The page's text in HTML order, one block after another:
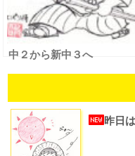
中２から新中３へ
昨日